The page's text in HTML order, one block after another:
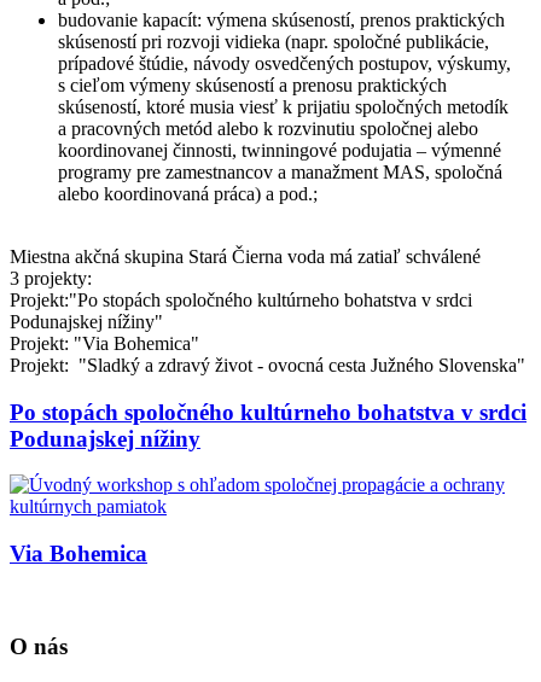
budovanie kapacít: výmena skúseností, prenos praktických
skúseností pri rozvoji vidieka (napr. spoločné publikácie,
prípadové štúdie, návody osvedčených postupov, výskumy,
s cieľom výmeny skúseností a prenosu praktických
skúseností, ktoré musia viesť k prijatiu spoločných metodík
a pracovných metód alebo k rozvinutiu spoločnej alebo
koordinovanej činnosti, twinningové podujatia – výmenné
programy pre zamestnancov a manažment MAS, spoločná
alebo koordinovaná práca) a pod.;
Miestna akčná skupina Stará Čierna voda má zatiaľ schválené
3 projekty:
Projekt:"Po stopách spoločného kultúrneho bohatstva v srdci
Podunajskej nížiny"
Projekt: "Via Bohemica"
Projekt: "Sladký a zdravý život - ovocná cesta Južného Slovenska"
Po stopách spoločného kultúrneho bohatstva v srdci
Podunajskej nížiny
Via Bohemica
O nás